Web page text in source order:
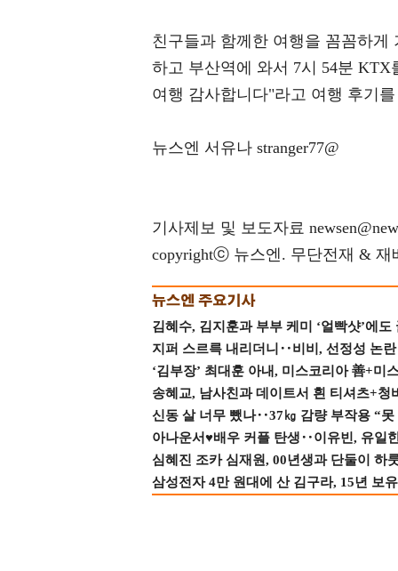
친구들과 함께한 여행을 꼼꼼하
하고 부산역에 와서 7시 54분
여행 감사합니다"라고 여행 후기
뉴스엔 서유나 stranger77@
기사제보 및 보도자료
copyrightⓒ 뉴스엔. 무단전재 & 재
김혜수, 김지훈과 부부 케미 ‘얼빡샷’에도
지퍼 스르륵 내리더니‥비비, 선정성 논
‘김부장’ 최대훈 아내, 미스코리아 善+미
송혜교, 남사친과 데이트서 흰 티셔츠+
신동 살 너무 뺐나‥37㎏ 감량 부작용 “
아나운서♥배우 커플 탄생‥이유빈, 유일
심혜진 조카 심재원, 00년생과 단둘이 하
삼성전자 4만 원대에 산 김구라, 15년 보